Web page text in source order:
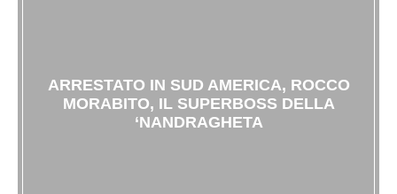
ARRESTATO IN SUD AMERICA, ROCCO
MORABITO, IL SUPERBOSS DELLA
‘NANDRAGHETA